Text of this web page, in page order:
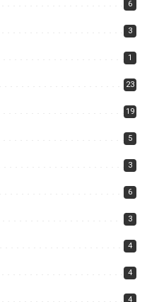
6
3
1
23
19
5
3
6
3
4
4
4